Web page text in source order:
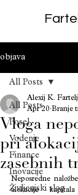
objava
All Posts
Posel
Vodenje
Finance
Inovacije
Življenjski slog
All Posts
Vloga
pri
zasebnih
Alexij K. Fartelj
Apr 20 Branje
Neposredne
alokacije